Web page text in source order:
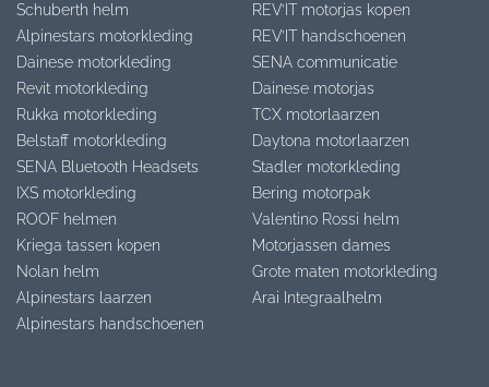
Schuberth helm
Alpinestars motorkleding
Dainese motorkleding
Revit motorkleding
Rukka motorkleding
Belstaff motorkleding
SENA Bluetooth Headsets
IXS motorkleding
ROOF helmen
Kriega tassen kopen
Nolan helm
Alpinestars laarzen
Alpinestars handschoenen
REV’IT motorjas kopen
REV’IT handschoenen
SENA communicatie
Dainese motorjas
TCX motorlaarzen
Daytona motorlaarzen
Stadler motorkleding
Bering motorpak
Valentino Rossi helm
Motorjassen dames
Grote maten motorkleding
Arai Integraalhelm